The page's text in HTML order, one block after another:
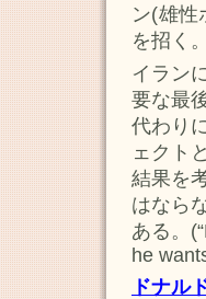
ン(雄性
を招く
イラン
要な最
代わり
ェクト
結果を
はなら
ある。
he
ドナル